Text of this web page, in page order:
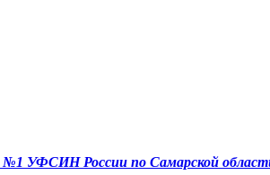
№1 УФСИН России по Самарской